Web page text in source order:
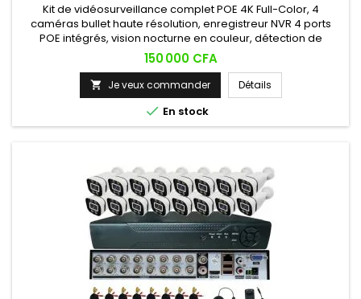
Kit de vidéosurveillance complet POE 4K Full-Color, 4
caméras bullet haute résolution, enregistreur NVR 4 ports
POE intégrés, vision nocturne en couleur, détection de
mouvement, visualisation en temps réel sur smartphone.
Installation Plug &amp; Play facile et rapide.
Prix
150 000 CFA
 Je veux commander Détails
 En stock